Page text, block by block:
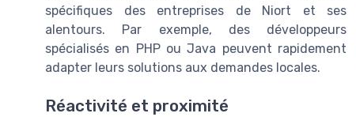
spécifiques des entreprises de Niort et ses
alentours. Par exemple, des développeurs
spécialisés en PHP ou Java peuvent rapidement
adapter leurs solutions aux demandes locales.
Réactivité et proximité